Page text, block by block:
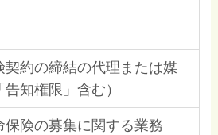
約の締結の代理または媒
知権限」含む）
保険の募集に関する業務